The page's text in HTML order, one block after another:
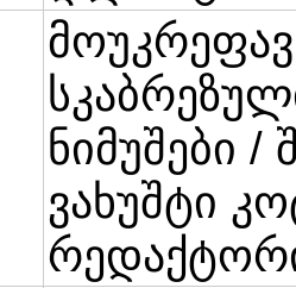
ნიმუშები /
ვახუშტი